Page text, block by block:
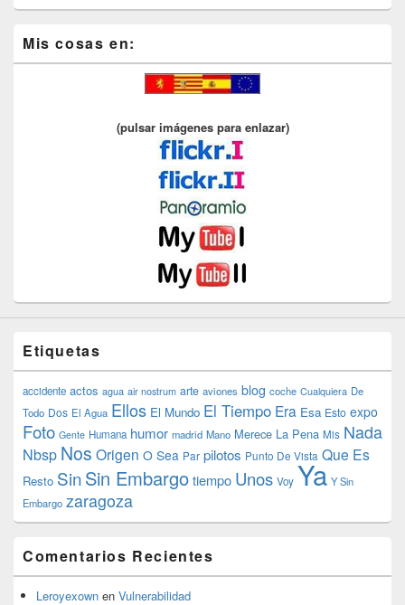
Mis cosas en:
(pulsar imágenes para enlazar)
Etiquetas
accidente actos agua air nostrum arte aviones blog coche Cualquiera De
Todo Dos El Agua Ellos El Mundo El Tiempo Era Esa Esto expo
Foto Gente Humana humor madrid Mano Merece La Pena Mis Nada
Nbsp Nos Origen O Sea Par pilotos Punto De Vista Que Es
Resto SinSin Embargotiempo Unos Voy Ya Y Sin
Embargo zaragoza
Comentarios Recientes
Leroyexown en Vulnerabilidad